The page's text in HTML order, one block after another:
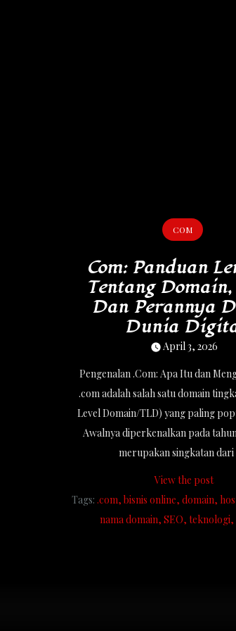
COM
Com: Panduan
Tentang Domain,
Dan Perannya
Dunia
April 3, 2026
Pengenalan .Com: Apa Itu dan
.com adalah salah satu domain
Level Domain/TLD) yang paling
Awalnya diperkenalkan pada
merupakan singkatan
View the post
Tags:.com bisnis online domain
nama domain SEO teknologi